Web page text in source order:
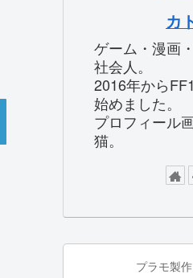
カ
ゲーム・漫画
社会人。
2016年から
始めました。
プロフィール
猫。
プラモ製